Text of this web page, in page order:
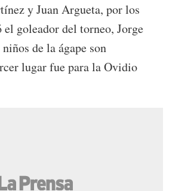
y Juan Argueta, por los
el goleador del torneo, Jorge
de la ágape son
lugar fue para la Ovidio